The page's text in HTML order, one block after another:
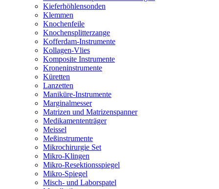
Kieferhöhlensonden
Klemmen
Knochenfeile
Knochensplitterzange
Kofferdam-Instrumente
Kollagen-Vlies
Komposite Instrumente
Kroneninstrumente
Küretten
Lanzetten
Maniküre-Instrumente
Marginalmesser
Matrizen und Matrizenspanner
Medikamententräger
Meissel
Meßinstrumente
Mikrochirurgie Set
Mikro-Klingen
Mikro-Resektionsspiegel
Mikro-Spiegel
Misch- und Laborspatel